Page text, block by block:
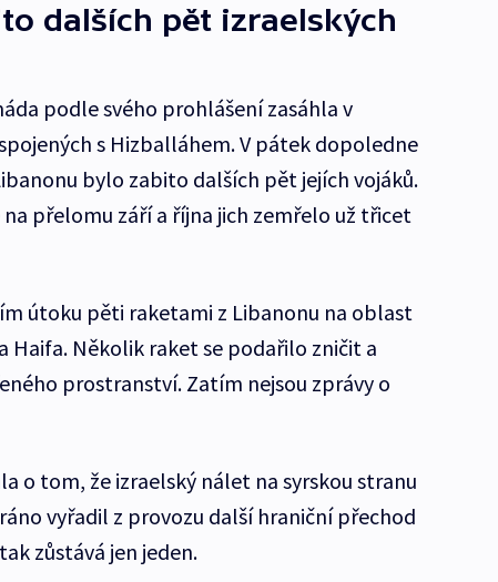
dalších pět izraelských
podle svého prohlášení zasáhla v
s Hizballáhem. V pátek dopoledne
bylo zabito dalších pět jejích vojáků.
přelomu září a října jich zemřelo už třicet
útoku pěti raketami z Libanonu na oblast
Haifa. Několik raket se podařilo zničit a
prostranství. Zatím nejsou zprávy o
o tom, že izraelský nálet na syrskou stranu
vyřadil z provozu další hraniční přechod
zůstává jen jeden.